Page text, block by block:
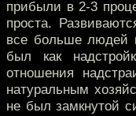
прибыли в 2-3
проста.
все больше людей
был как
отношения
натуральным
не был замкнутой